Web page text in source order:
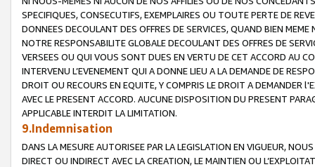
SPECIFIQUES, CONSECUTIFS, EXEMPLAIRES OU TOUTE PERTE DE
DONNEES DECOULANT DES OFFRES DE SERVICES, QUAND BIEN
NOTRE RESPONSABILITE GLOBALE DECOULANT DES OFFRES DE
VERSEES OU QUI VOUS SONT DUES EN VERTU DE CET ACCORD AU
INTERVENU L’EVENEMENT QUI A DONNE LIEU A LA DEMANDE DE
DROIT OU RECOURS EN EQUITE, Y COMPRIS LE DROIT A DEMANDER
AVEC LE PRESENT ACCORD. AUCUNE DISPOSITION DU PRESENT
APPLICABLE INTERDIT LA LIMITATION.
9.Indemnisation
DANS LA MESURE AUTORISEE PAR LA LEGISLATION EN VIGUEUR,
DIRECT OU INDIRECT AVEC LA CREATION, LE MAINTIEN OU